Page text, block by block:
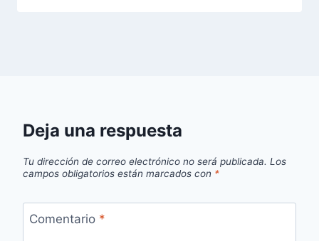
Deja una respuesta
Tu dirección de correo electrónico no será publicada. Los
campos obligatorios están marcados con *
Comentario *